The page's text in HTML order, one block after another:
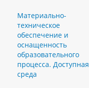
Материально-
техническое
обеспечение и
оснащенность
образовательного
процесса. Доступная
среда